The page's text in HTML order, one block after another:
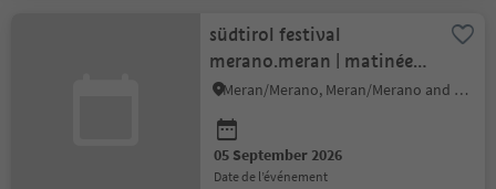
südtirol festival
merano.meran | matinée
classique
Meran/Merano, Meran/Merano and environs
05 September 2026
date de l’événement